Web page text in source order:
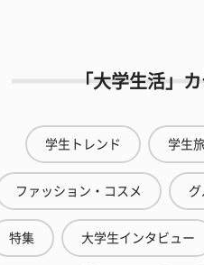
「大学生活」
学生トレンド 学生
ファッション・コスメ グ
特集 大学生インタビュー